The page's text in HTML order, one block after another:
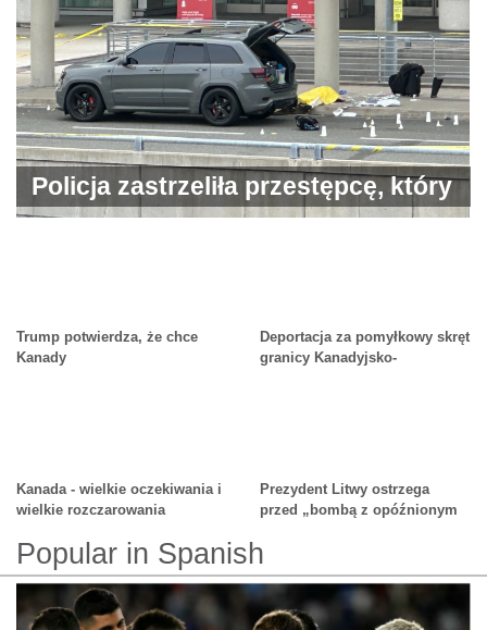
Policja zastrzeliła przestępcę, który
rzucił się na nich z bronią w ręku.
Trump potwierdza, że chce
Kanady
Deportacja za pomyłkowy skręt
granicy Kanadyjsko-
Kanada - wielkie oczekiwania i
wielkie rozczarowania
Prezydent Litwy ostrzega
przed „bombą z opóźnionym
Popular in Spanish